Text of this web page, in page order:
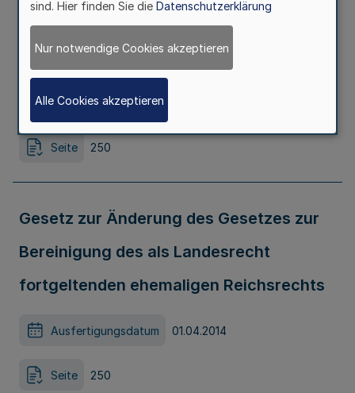
feuerwehrtechnischen Dienst in
Nordrhein-Westfalen
Ausfertigungsdatum
Seite 250
Gesetz zur Änderung des Gesetzes zur
Bereinigung des als Landesrecht
fortgeltenden ehemaligen Reichsrechts
Ausfertigungsdatum 01.04.2014
Seite 250
sind. Hier finden Sie die Datenschutzerklärung
Nur notwendige Cookies akzeptieren
Alle Cookies akzeptieren